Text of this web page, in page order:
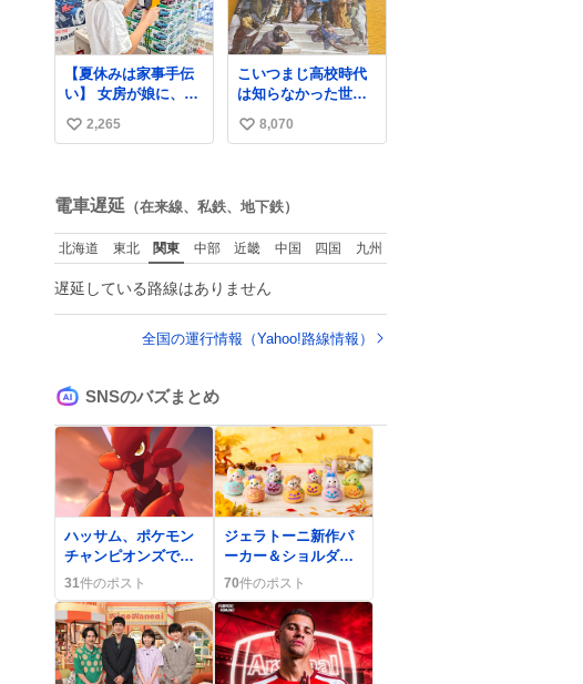
数
数
【夏休みは家事手伝
い】 女房が娘に、働
いたらバイト代もら
えば？と言ったら、
くれました。 あとで
ソフトクリーム買っ
てやろうと思いまし
た。
い
数
2,265
こいつまじ高校時代
は知らなかった世界
史が溢れすぎてて
𝑩𝑰𝑮 𝑳𝑶𝑽𝑬＿＿
い
数
8,070
電車遅延 （在来線、私鉄、地下鉄）
北海道 東北 関東 中部 近畿 中国 四国 九州
遅延している路線はありません
全国の運行情報（Yahoo!路線情報）
SNSのバズまとめ
ハッサム、ポケモン
チャンピオンズで上
位構築続出 「抜き
では戦えない」声が
多数
31件のポスト
ジェラトーニ新作パ
ーカー＆ショルダー
バッグ登場にファン
歓喜「欲しい」「可
愛い」
70件のポスト